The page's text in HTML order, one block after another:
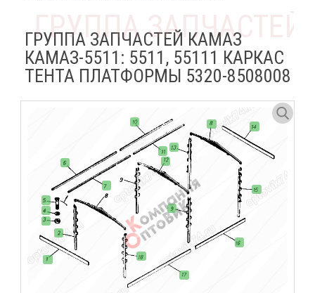
ГРУППА ЗАПЧАСТЕЙ КАМАЗ
КАМАЗ-5511: 5511, 55111 КАРКАС
ТЕНТА ПЛАТФОРМЫ 5320-8508008